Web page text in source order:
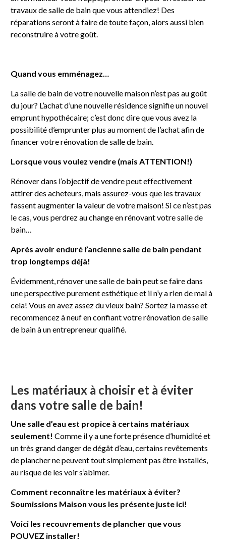
travaux de salle de bain que vous attendiez! Des
réparations seront à faire de toute façon, alors aussi bien
reconstruire à votre goût.
Quand vous emménagez…
La salle de bain de votre nouvelle maison n’est pas au goût
du jour? L’achat d’une nouvelle résidence signifie un nouvel
emprunt hypothécaire; c’est donc dire que vous avez la
possibilité d’emprunter plus au moment de l’achat afin de
financer votre rénovation de salle de bain.
Lorsque vous voulez vendre (mais ATTENTION!)
Rénover dans l’objectif de vendre peut effectivement
attirer des acheteurs, mais assurez-vous que les travaux
fassent augmenter la valeur de votre maison! Si ce n’est pas
le cas, vous perdrez au change en rénovant votre salle de
bain…
Après avoir enduré l’ancienne salle de bain pendant
trop longtemps déjà!
Évidemment, rénover une salle de bain peut se faire dans
une perspective purement esthétique et il n’y a rien de mal à
cela! Vous en avez assez du vieux bain? Sortez la masse et
recommencez à neuf en confiant votre rénovation de salle
de bain à un entrepreneur qualifié.
Les matériaux à choisir et à éviter
dans votre salle de bain!
Une salle d’eau est propice à certains matériaux
seulement!Comme il y a une forte présence d’humidité et
un très grand danger de dégât d’eau, certains revêtements
de plancher ne peuvent tout simplement pas être installés,
au risque de les voir s’abimer.
Comment reconnaître les matériaux à éviter?
Soumissions Maison vous les présente juste ici!
Voici les recouvrements de plancher que vous
POUVEZ installer!